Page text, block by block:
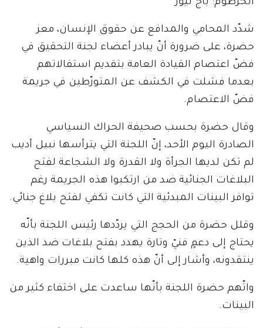
الخرطوم: باج نيوز
شدّد المحامي والمدافع عن حقوق الإنسان، معز
حضرة، على ضرورة أنّ يبادر أعضاء لجنة التحقيق في
فضّ اعتصام القيادة العامة بتقديم استقالاتهم
بعدما فشلت في الكشف عن المتورّطين في جريمة
فضّ الاعتصام.
وقال حضرة بحسب صحيفة الحراك السياسي
الصادرة اليوم الأحد، إنّ اللجنة التي يترأسها نبيل أديب
لم تكن لديها الجرأة ولا القدرة ولا الشجاعة لفتح
البلاغات الجنائية ضد من ارتكبوا هذه الجريمة رغم
توافر البينات المبدئية التي كانت تكفي لفتح بلاغ جنائي.
وقلل حضرة من الحجج التي يردّدها رئيس اللجنة بأنّه
يحتاج إلى دعمٍ فنيّ وتارة يهدد بفتح بلاغات ضد الذين
ينتقدونه، وأشار إلى أنّ هذه كلها كانت مبررات واهية.
واتّهم حضرة اللجنة بأنّها ساعدت على اختفاء كثير من
البينات.